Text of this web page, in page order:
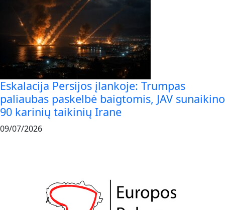
Eskalacija Persijos įlankoje: Trumpas
paliaubas paskelbė baigtomis, JAV sunaikino
90 karinių taikinių Irane
09/07/2026